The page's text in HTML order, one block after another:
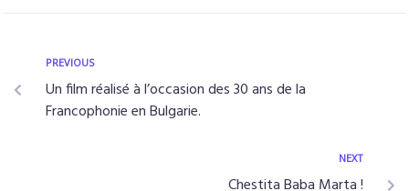
PREVIOUS
Un film réalisé à l’occasion des 30 ans de la
Francophonie en Bulgarie.
NEXT
Chestita Baba Marta !